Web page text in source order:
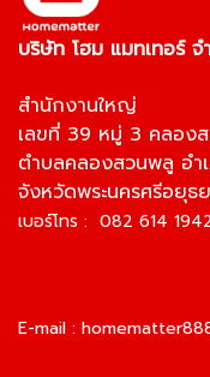
บริษัท โฮม แมทเทอร์
สำนักงานใหญ่
เลขที่ 39 หมู่ 3 คลอง
ตำบลคลองสวนพลู อำ
จังหวัดพระนครศรีอยุธ
เบอร์โทร : 082 614
E-mail :